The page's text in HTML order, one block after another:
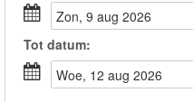
zon, 9 aug 2026
Tot datum:
woe, 12 aug 2026